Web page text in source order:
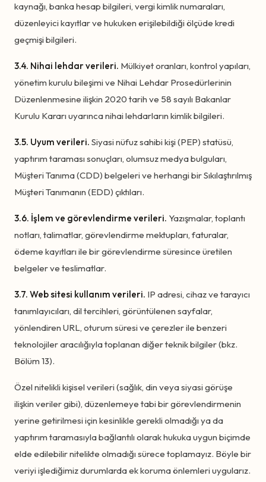
kaynağı, banka hesap bilgileri, vergi kimlik numaraları,
düzenleyici kayıtlar ve hukuken erişilebildiği ölçüde kredi
geçmişi bilgileri.
3.4. Nihai lehdar verileri. Mülkiyet oranları, kontrol yapıları,
yönetim kurulu bileşimi ve Nihai Lehdar Prosedürlerinin
Düzenlenmesine ilişkin 2020 tarih ve 58 sayılı Bakanlar
Kurulu Kararı uyarınca nihai lehdarların kimlik bilgileri.
3.5. Uyum verileri. Siyasi nüfuz sahibi kişi (PEP) statüsü,
yaptırım taraması sonuçları, olumsuz medya bulguları,
Müşteri Tanıma (CDD) belgeleri ve herhangi bir Sıkılaştırılmış
Müşteri Tanımanın (EDD) çıktıları.
3.6. İşlem ve görevlendirme verileri. Yazışmalar, toplantı
notları, talimatlar, görevlendirme mektupları, faturalar,
ödeme kayıtları ile bir görevlendirme süresince üretilen
belgeler ve teslimatlar.
3.7. Web sitesi kullanım verileri. IP adresi, cihaz ve tarayıcı
tanımlayıcıları, dil tercihleri, görüntülenen sayfalar,
yönlendiren URL, oturum süresi ve çerezler ile benzeri
teknolojiler aracılığıyla toplanan diğer teknik bilgiler (bkz.
Bölüm 13).
Özel nitelikli kişisel verileri (sağlık, din veya siyasi görüşe
ilişkin veriler gibi), düzenlemeye tabi bir görevlendirmenin
yerine getirilmesi için kesinlikle gerekli olmadığı ya da
yaptırım taramasıyla bağlantılı olarak hukuka uygun biçimde
elde edilebilir nitelikte olmadığı sürece toplamayız. Böyle bir
veriyi işlediğimiz durumlarda ek koruma önlemleri uygularız.